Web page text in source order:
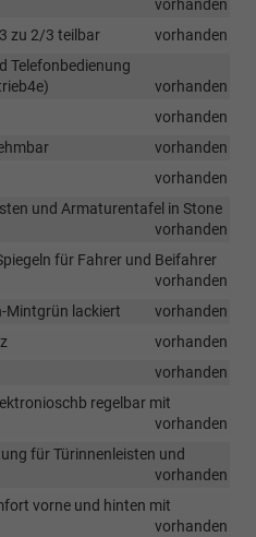
vorhanden
zu 2/3 teilbar
vorhanden
Telefonbedienung
vorhanden
vorhanden
vorhanden
vorhanden
und Armaturentafel in Stone
vorhanden
für Fahrer und Beifahrer
vorhanden
Mintgrün lackiert
vorhanden
vorhanden
vorhanden
regelbar mit
vorhanden
für Türinnenleisten und
vorhanden
vorne und hinten mit
vorhanden